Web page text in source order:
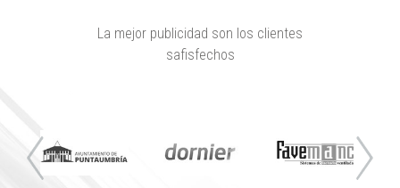
La mejor publicidad son los clientes
safisfechos
Previous Next